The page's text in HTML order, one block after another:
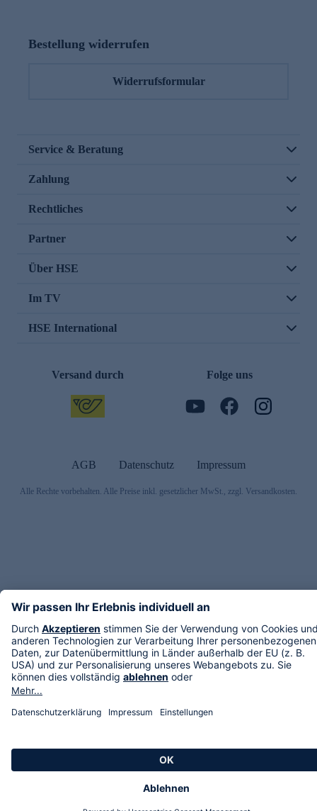
Bestellung widerrufen
Widerrufsformular
Service & Beratung
Zahlung
Rechtliches
Partner
Über HSE
Im TV
HSE International
Versand durch Folge uns
AGB Datenschutz Impressum
Alle Rechte vorbehalten. Alle Preise inkl. gesetzlicher MwSt., zzgl. Versandkosten.